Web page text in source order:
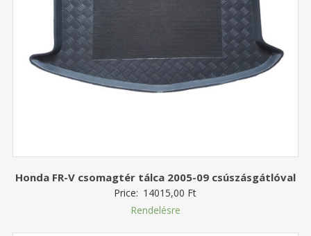
Honda FR-V csomagtér tálca 2005-09 csúszásgátlóval
Price: 14015,00 Ft
Rendelésre